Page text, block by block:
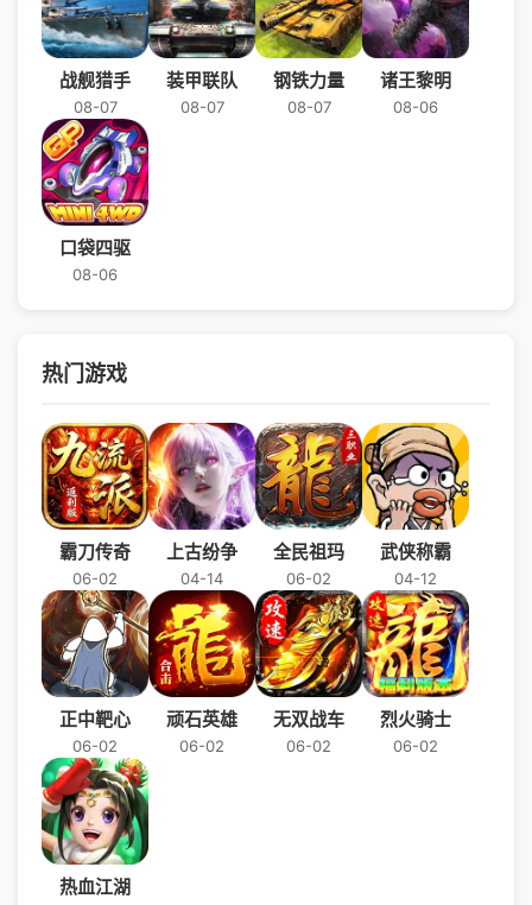
战舰猎手
08-07
装甲联队
08-07
钢铁力量
08-07
诸王黎明
08-06
口袋四驱
08-06
热门游戏
霸刀传奇
06-02
上古纷争
04-14
全民祖玛
06-02
武侠称霸
04-12
正中靶心
06-02
顽石英雄
06-02
无双战车
06-02
烈火骑士
06-02
热血江湖